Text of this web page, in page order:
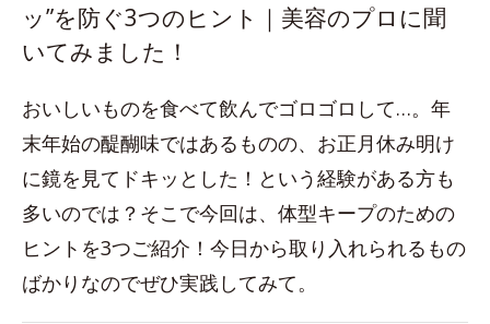
ッ”を防ぐ3つのヒント｜美容のプロに聞
いてみました！
おいしいものを食べて飲んでゴロゴロして…。年
末年始の醍醐味ではあるものの、お正月休み明け
に鏡を見てドキッとした！という経験がある方も
多いのでは？そこで今回は、体型キープのための
ヒントを3つご紹介！今日から取り入れられるもの
ばかりなのでぜひ実践してみて。